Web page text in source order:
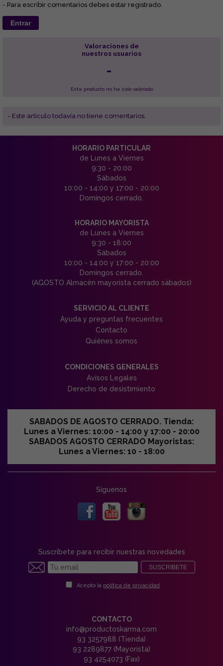
- Para escribir comentarios debes estar registrado.
Entrar
Valoraciones de
nuestros usuarios
-
Este producto no ha sido valorado
- Este articulo todavía no tiene comentarios.
HORARIO PARTICULAR
de Lunes a Viernes
9:30 - 20:00
Sábados
10:00 - 14:00 y 17:00 - 20:00
Domingos cerrado.
HORARIO MAYORISTA
de Lunes a Viernes
9:30 - 18:00
Sábados
10:00 - 14:00 y 17:00 - 20:00
Domingos cerrado.
(AGOSTO Almacén mayorista cerrado sábados)
SERVICIO AL CLIENTE
Ayuda y preguntas frecuentes
Contacto
Quiénes somos
CONDICIONES GENERALES
Avisos Legales
Derecho de desistimiento
SABADOS DE AGOSTO CERRADO. Tienda:
Lunes a Viernes: 10:00 - 14:00 y 17:00 - 20:00
SABADOS AGOSTO CERRADO Mayoristas:
Lunes a Viernes: 10 - 18:00
Síguenos
Suscríbete para recibir nuestras novedades
SUSCRIBETE
Acepto la política de privacidad
CONTACTO
info@productoskarma.com
93 3257988 (Tienda)
93 2289877 (Mayorista)
93 4254073 (Fax)